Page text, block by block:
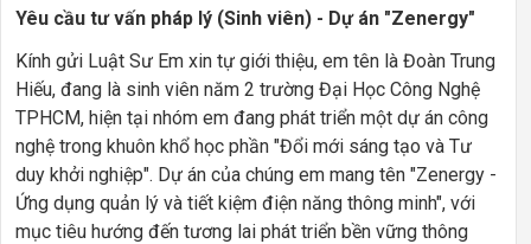
Yêu cầu tư vấn pháp lý (Sinh viên) - Dự án "Zenergy"
Kính gửi Luật Sư Em xin tự giới thiệu, em tên là Đoàn Trung
Hiếu, đang là sinh viên năm 2 trường Đại Học Công Nghệ
TPHCM, hiện tại nhóm em đang phát triển một dự án công
nghệ trong khuôn khổ học phần "Đổi mới sáng tạo và Tư
duy khởi nghiệp". Dự án của chúng em mang tên "Zenergy -
Ứng dụng quản lý và tiết kiệm điện năng thông minh", với
mục tiêu hướng đến tương lai phát triển bền vững thông